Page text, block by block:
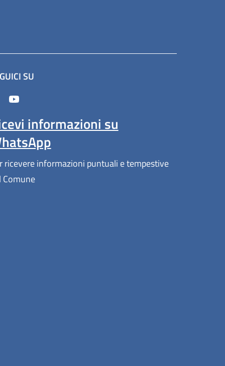
scheda).
SU
informazioni su
ricevere informazioni puntuali e tempestive
Comune